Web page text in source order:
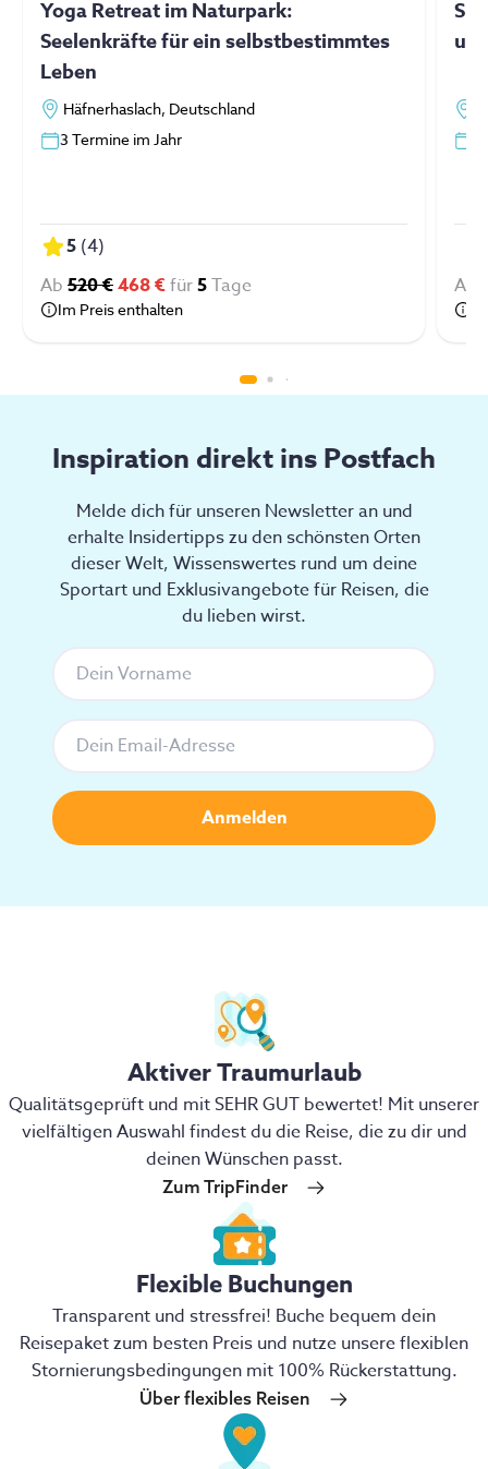
Yoga Retreat im Naturpark:
Seelenkräfte für ein selbstbestimmtes
Leben
Häfnerhaslach, Deutschland
3 Termine im Jahr
5 (4)
Ab 520 €468 €für5Tage
Im Preis enthalten
Ab
Inspiration direkt ins Postfach
Melde dich für unseren Newsletter an und
erhalte Insidertipps zu den schönsten Orten
dieser Welt, Wissenswertes rund um deine
Sportart und Exklusivangebote für Reisen, die
du lieben wirst.
Aktiver Traumurlaub
Qualitätsgeprüft und mit SEHR GUT bewertet! Mit unserer
vielfältigen Auswahl findest du die Reise, die zu dir und
deinen Wünschen passt.
Zum TripFinder
Flexible Buchungen
Transparent und stressfrei! Buche bequem dein
Reisepaket zum besten Preis und nutze unsere flexiblen
Stornierungsbedingungen mit 100% Rückerstattung.
Über flexibles Reisen